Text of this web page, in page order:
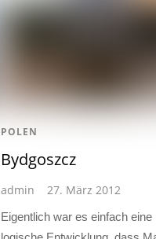
POLEN
Bydgoszcz
admin 27. März 2012
Eigentlich war es einfach eine